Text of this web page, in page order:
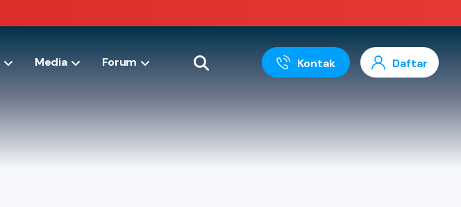
Media Forum Daftar
Kontak